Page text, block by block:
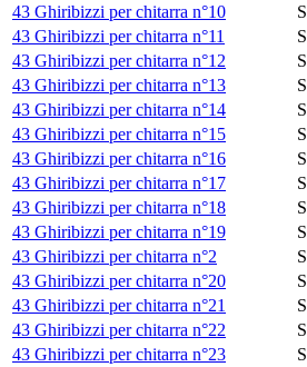
43 Ghiribizzi per chitarra n°10
43 Ghiribizzi per chitarra n°11
43 Ghiribizzi per chitarra n°12
43 Ghiribizzi per chitarra n°13
43 Ghiribizzi per chitarra n°14
43 Ghiribizzi per chitarra n°15
43 Ghiribizzi per chitarra n°16
43 Ghiribizzi per chitarra n°17
43 Ghiribizzi per chitarra n°18
43 Ghiribizzi per chitarra n°19
43 Ghiribizzi per chitarra n°2
43 Ghiribizzi per chitarra n°20
43 Ghiribizzi per chitarra n°21
43 Ghiribizzi per chitarra n°22
43 Ghiribizzi per chitarra n°23